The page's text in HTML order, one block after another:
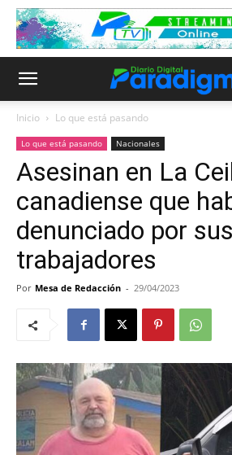
Inicio Lo que está pasando
Lo que está pasando Nacionales
Asesinan en La
canadiense que
denunciado por sus
trabajadores
Por Mesa de Redacción - 29/04/2023